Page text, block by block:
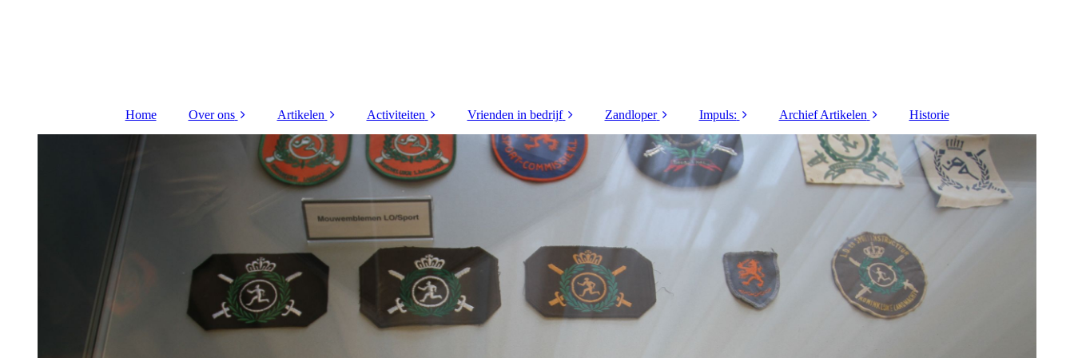
Home Over ons
Bestuur Stichting
Contact
Artikelen
Kritieke taken (4)
Hiba Litouwen
gerenoveerd
VTO 2026 Diploma
uitreiking
Kritieke taken (3)
FLO receptie Andre
Wijnberger
Activiteiten
Golfdag 2026
Helm van Limburg
2026
Helm van Limburg
2026 verslag
Korpsdag 2026
Motortocht 2026
Tourspel 2026
Vrienden in bedrijf
Supporters
Vrienden in bedrijf
Zandloper
2026
2025
2022
2021
Impuls:
1973
1976
1977
1978
Archief Artikelen
40 jaar LO&Sport
5 Vragen / Interviews
Columns / series
Commanders Coin
Innovatie / Informatie
Historie